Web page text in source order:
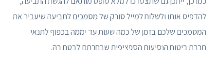
להדפיס אותו ולשלוח למייל סורק של מסמכים לתביעה שיעביר את
המסמכים שלכם בזמן של כמה שעות עד יממה בכפוף לתנאי
חברת ביטוח הנסיעות הספציפית שבחרתם לבטח בה.